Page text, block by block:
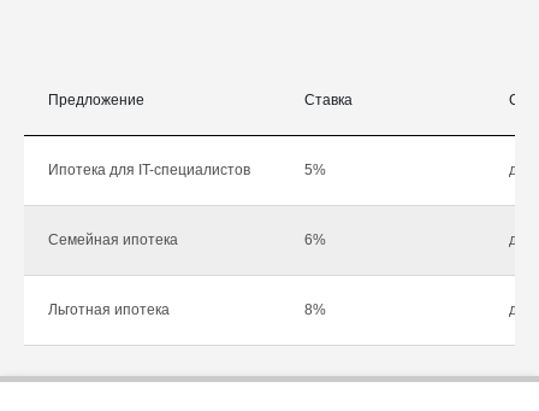
Предложение Ставка
Ипотека для IT-специалистов 5% до
Семейная ипотека 6% до
Льготная ипотека 8% до